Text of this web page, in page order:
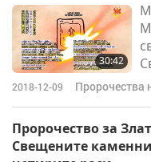
30:42
2018-12-09 Пророчества
Пророчество за
Свещените